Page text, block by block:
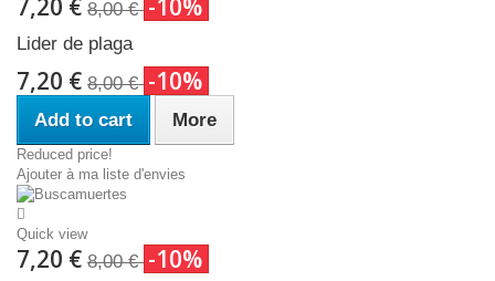
8,00 €
Lider de plaga
7,20 € 8,00 € -10%
Add to cart More
Reduced price!
Ajouter à ma liste d'envies
Quick view
7,20 € 8,00 € -10%